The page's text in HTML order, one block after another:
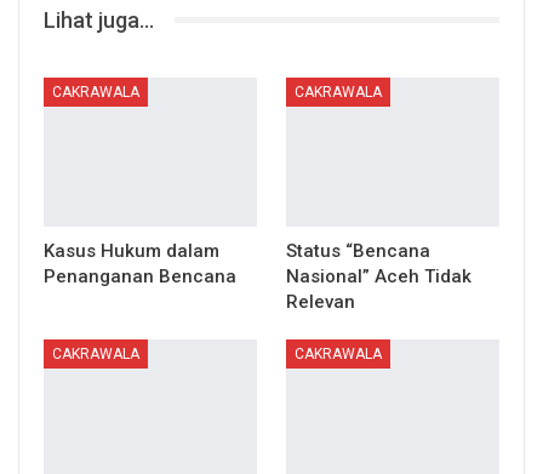
Lihat juga...
CAKRAWALA
Kasus Hukum dalam
Penanganan Bencana
CAKRAWALA
Status “Bencana
Nasional” Aceh Tidak
Relevan
CAKRAWALA CAKRAWALA